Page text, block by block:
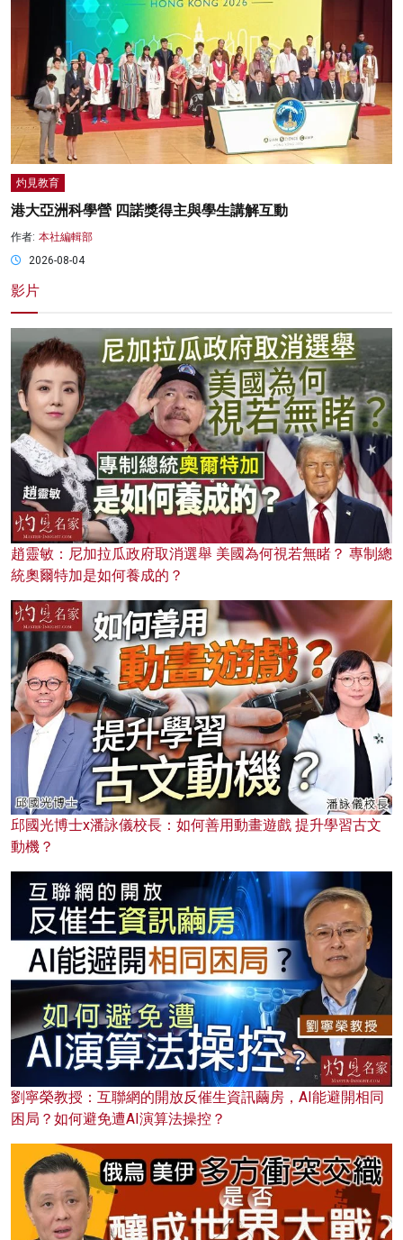
灼見教育
港大亞洲科學營 四諾獎得主與學生講解互動
作者: 本社編輯部
2026-08-04
影片
趙靈敏：尼加拉瓜政府取消選舉 美國為何視若無睹？ 專制總
統奧爾特加是如何養成的？
邱國光博士x潘詠儀校長：如何善用動畫遊戲 提升學習古文
動機？
劉寧榮教授：互聯網的開放反催生資訊繭房，AI能避開相同
困局？如何避免遭AI演算法操控？